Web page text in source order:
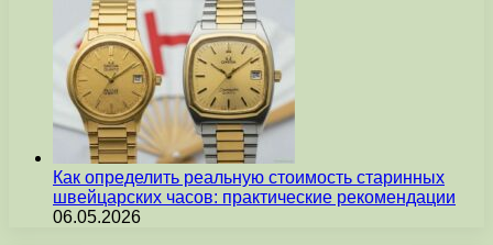
Как определить реальную стоимость старинных
швейцарских часов: практические рекомендации
06.05.2026